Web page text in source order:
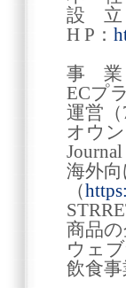
設 立
H P：
事 業
ECプ
運営（
オウ
Journal
海外
（
商品
ウェ
飲食事